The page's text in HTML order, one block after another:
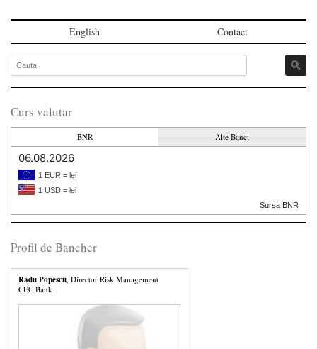
English Contact
Curs valutar
BNR Alte Banci
06.08.2026
1 EUR = lei
1 USD = lei
Sursa BNR
Profil de Bancher
Radu Popescu , Director Risk Management
CEC Bank